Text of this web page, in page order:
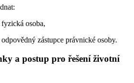
osoba,
zástupce právnické osoby.
a postup pro řešení životní